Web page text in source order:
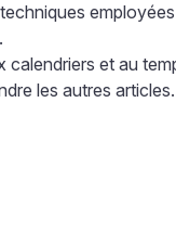
et au
les autres articles.